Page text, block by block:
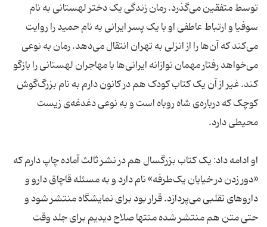
توسط متفقین می‌گذرد. رمان زندگی یک دختر لهستانی به نام
سوفیا و ارتباط عاطفی او با یک پسر ایرانی به نام حمید را روایت
می‌کند که آن‌ها را از انزلی به تهران انتقال می‌دهد. رمان به نوعی
می‌خواهد رفتار مهمان نوازانه ایرانی‌ها با مهاجران لهستانی را بازگو
کند. غیر از آن یک کتاب کودک هم در کانون دارم به نام بزرگ‌گوش
کوچک که درباره‌ی شاه روباه است و به نوعی دغدغه‌ی زیست
محیطی دارد.
او ادامه داد: یک کتاب بزرگسال هم در نشر ثالث آماده چاپ دارم که
«دور زدن در خیایان یک‌طرفه» نام دارد و به مسئله قاچاق دارو و
داروهای تقلبی می‌پردازد. قرار بود برای نمایشگاه منتشر شود و
حتی متن هم منتشر شده منتها صلاح دیدیم برای جلد وقت